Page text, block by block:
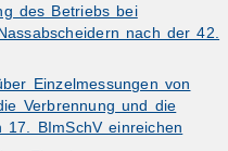
des Betriebs bei
nach der 42.
Einzelmessungen von
Verbrennung und die
17. BImSchV einreichen